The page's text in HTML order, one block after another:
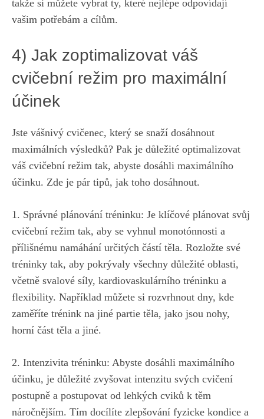
takže si můžete ⁣vybrat ty, ‍které nejlépe odpovídají
vašim potřebám a cílům.
4)⁣ Jak zoptimalizovat váš ​
cvičební režim ⁤pro maximální
účinek
Jste vášnivý cvičenec, který se snaží dosáhnout
maximálních výsledků? ⁤Pak je důležité optimalizovat
váš cvičební režim‍ tak, abyste dosáhli maximálního
účinku. ⁣Zde⁢ je pár tipů, jak ⁤toho dosáhnout.
1. Správné plánování ⁢tréninku: Je klíčové ⁣plánovat svůj
cvičební režim tak,‍ aby se vyhnul monotónnosti a
přílišnému namáhání určitých částí ⁤těla. Rozložte své
tréninky tak, aby pokrývaly​ všechny ‍důležité⁣ oblasti,
včetně‌ svalové síly, kardiovaskulárního tréninku a
flexibility. Například můžete ⁣si rozvrhnout dny, kde
zaměříte trénink na jiné partie těla,​ jako jsou nohy,
horní ‌část těla‍ a jiné.
2. Intenzivita ‍tréninku: Abyste dosáhli maximálního
účinku, je důležité⁢ zvyšovat intenzitu svých cvičení
postupně ⁣a postupovat od lehkých cviků k těm
‍náročnějším. Tím⁣ docílíte zlepšování‍ fyzicke kondice a⁤